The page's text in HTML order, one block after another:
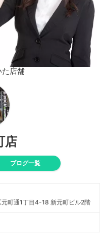
た店舗
店
ブログ一覧
町通1丁目4-18 新元町ビル2階